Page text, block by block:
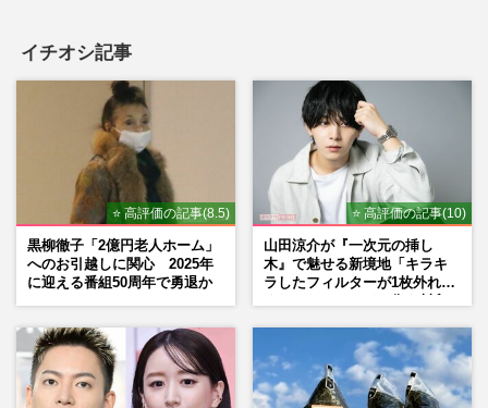
イチオシ記事
⭐ 高評価の記事(8.5)
黒柳徹子「2億円老人ホーム」
へのお引越しに関心 2025年
に迎える番組50周年で勇退か
⭐ 高評価の記事(10)
山田涼介が『一次元の挿し
木』で魅せる新境地「キラキ
ラしたフィルターが1枚外れて